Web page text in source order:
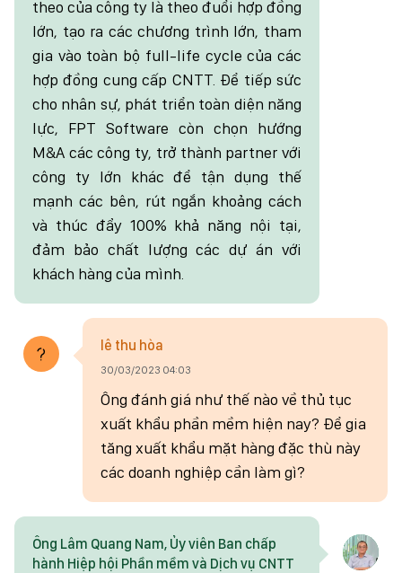
theo của công ty là theo đuổi hợp đồng
lớn, tạo ra các chương trình lớn, tham
gia vào toàn bộ full-life cycle của các
hợp đồng cung cấp CNTT. Để tiếp sức
cho nhân sự, phát triển toàn diện năng
lực, FPT Software còn chọn hướng
M&A các công ty, trở thành partner với
công ty lớn khác để tận dụng thế
mạnh các bên, rút ngắn khoảng cách
và thúc đẩy 100% khả năng nội tại,
đảm bảo chất lượng các dự án với
khách hàng của mình.
lê thu hòa
30/03/2023 04:03
Ông đánh giá như thế nào về thủ tục
xuất khẩu phần mềm hiện nay? Để gia
tăng xuất khẩu mặt hàng đặc thù này
các doanh nghiệp cần làm gì?
Ông Lâm Quang Nam, Ủy viên Ban chấp
hành Hiệp hội Phần mềm và Dịch vụ CNTT